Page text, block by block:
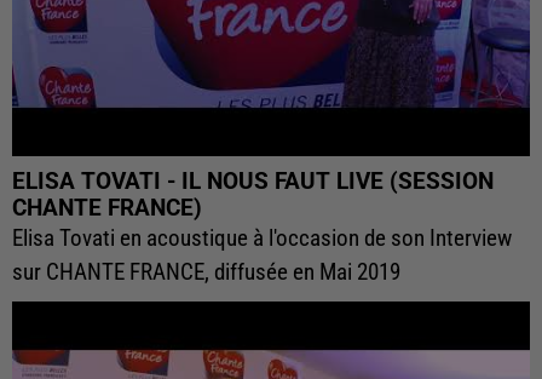
ELISA TOVATI - IL NOUS FAUT LIVE (SESSION
CHANTE FRANCE)
Elisa Tovati en acoustique à l'occasion de son Interview
sur CHANTE FRANCE, diffusée en Mai 2019